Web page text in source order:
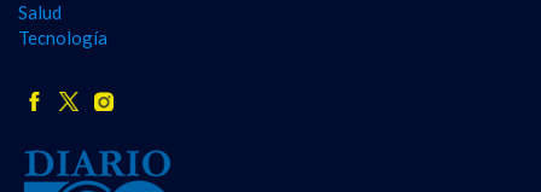
Salud
Tecnología